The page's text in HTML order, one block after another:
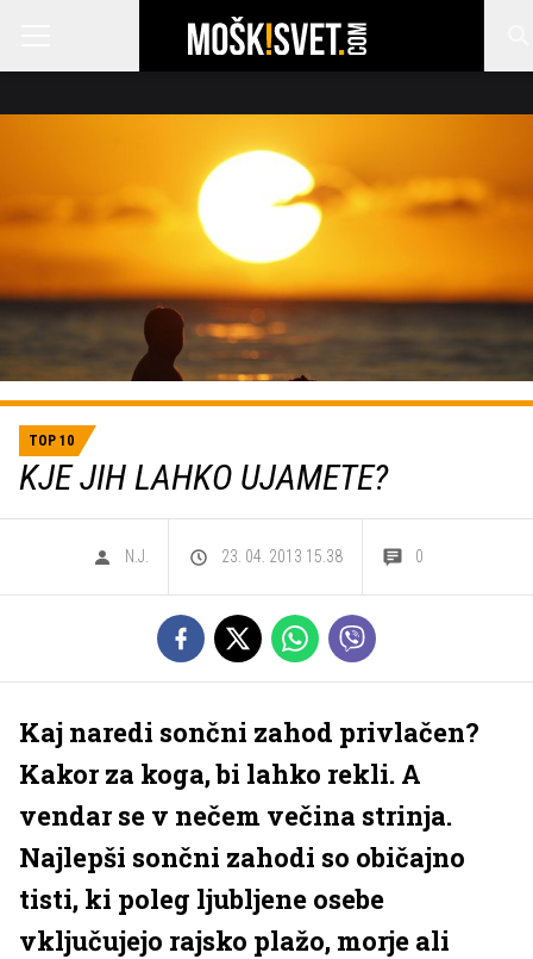
TOP 10
KJE JIH LAHKO UJAMETE?
N.J. 23. 04. 2013 15.38 0
Kaj naredi sončni zahod privlačen?
Kakor za koga, bi lahko rekli. A
vendar se v nečem večina strinja.
Najlepši sončni zahodi so običajno
tisti, ki poleg ljubljene osebe
vključujejo rajsko plažo, morje ali